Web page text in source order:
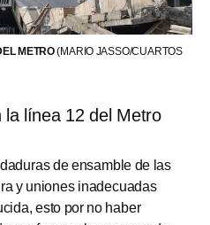
METRO(MARIO JASSO/CUARTOS
línea 12 del Metro
de ensamble de las
y uniones inadecuadas
esto por no haber